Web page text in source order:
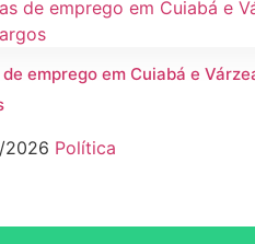
de emprego em Cuiabá e
2026 Política